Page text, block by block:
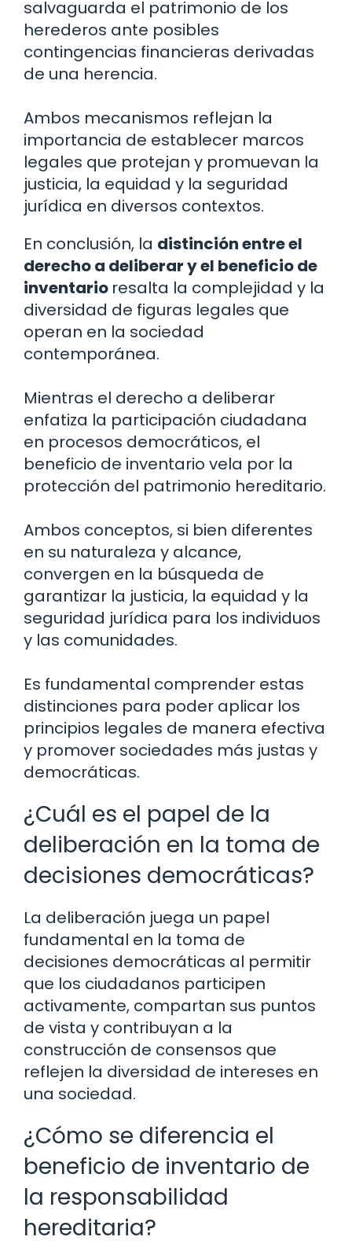
salvaguarda el patrimonio de los
herederos ante posibles
contingencias financieras derivadas
de una herencia.
Ambos mecanismos reflejan la
importancia de establecer marcos
legales que protejan y promuevan la
justicia, la equidad y la seguridad
jurídica en diversos contextos.
En conclusión, la distinción entre el
derecho a deliberar y el beneficio de
inventario resalta la complejidad y la
diversidad de figuras legales que
operan en la sociedad
contemporánea.
Mientras el derecho a deliberar
enfatiza la participación ciudadana
en procesos democráticos, el
beneficio de inventario vela por la
protección del patrimonio hereditario.
Ambos conceptos, si bien diferentes
en su naturaleza y alcance,
convergen en la búsqueda de
garantizar la justicia, la equidad y la
seguridad jurídica para los individuos
y las comunidades.
Es fundamental comprender estas
distinciones para poder aplicar los
principios legales de manera efectiva
y promover sociedades más justas y
democráticas.
¿Cuál es el papel de la
deliberación en la toma de
decisiones democráticas?
La deliberación juega un papel
fundamental en la toma de
decisiones democráticas al permitir
que los ciudadanos participen
activamente, compartan sus puntos
de vista y contribuyan a la
construcción de consensos que
reflejen la diversidad de intereses en
una sociedad.
¿Cómo se diferencia el
beneficio de inventario de
la responsabilidad
hereditaria?